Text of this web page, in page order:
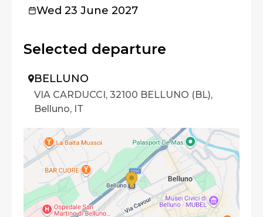
Wed 23 June 2027
Selected departure
BELLUNO
VIA CARDUCCI, 32100 BELLUNO (BL),
Belluno, IT